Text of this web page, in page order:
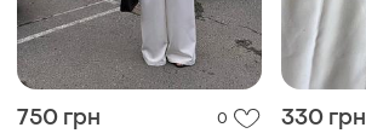
750 грн 0 330 грн